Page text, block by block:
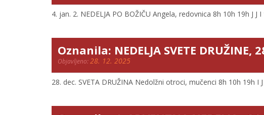
4. jan. 2. NEDELJA PO BOŽIČU Angela, redovnica 8h 10h 19h J J
Oznanila: NEDELJA SVETE DRUŽINE,
Objavljeno:28. 12. 2025
28. dec. SVETA DRUŽINA Nedolžni otroci, mučenci 8h 10h 19h I